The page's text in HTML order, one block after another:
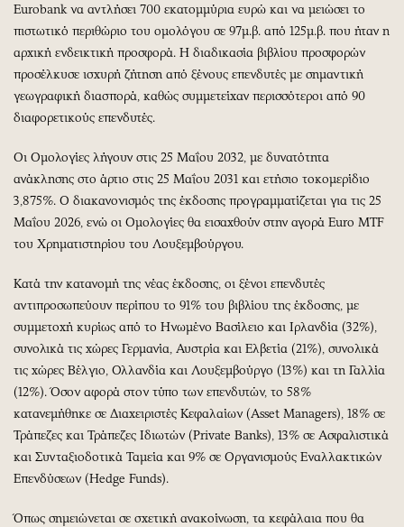
Eurobank να αντλήσει 700 εκατομμύρια ευρώ και να μειώσει το
πιστωτικό περιθώριο του ομολόγου σε 97μ.β. από 125μ.β. που ήταν η
αρχική ενδεικτική προσφορά. Η διαδικασία βιβλίου προσφορών
προσέλκυσε ισχυρή ζήτηση από ξένους επενδυτές με σημαντική
γεωγραφική διασπορά, καθώς συμμετείχαν περισσότεροι από 90
διαφορετικούς επενδυτές.
Οι Ομολογίες λήγουν στις 25 Μαΐου 2032, με δυνατότητα
ανάκλησης στο άρτιο στις 25 Μαΐου 2031 και ετήσιο τοκομερίδιο
3,875%. Ο διακανονισμός της έκδοσης προγραμματίζεται για τις 25
Μαΐου 2026, ενώ οι Ομολογίες θα εισαχθούν στην αγορά Euro MTF
του Χρηματιστηρίου του Λουξεμβούργου.
Κατά την κατανομή της νέας έκδοσης, οι ξένοι επενδυτές
αντιπροσωπεύουν περίπου το 91% του βιβλίου της έκδοσης, με
συμμετοχή κυρίως από το Ηνωμένο Βασίλειο και Ιρλανδία (32%),
συνολικά τις χώρες Γερμανία, Αυστρία και Ελβετία (21%), συνολικά
τις χώρες Βέλγιο, Ολλανδία και Λουξεμβούργο (13%) και τη Γαλλία
(12%). Όσον αφορά στον τύπο των επενδυτών, το 58%
κατανεμήθηκε σε Διαχειριστές Κεφαλαίων (Asset Managers), 18% σε
Τράπεζες και Τράπεζες Ιδιωτών (Private Banks), 13% σε Ασφαλιστικά
και Συνταξιοδοτικά Ταμεία και 9% σε Οργανισμούς Εναλλακτικών
Επενδύσεων (Hedge Funds).
Όπως σημειώνεται σε σχετική ανακοίνωση, τα κεφάλαια που θα